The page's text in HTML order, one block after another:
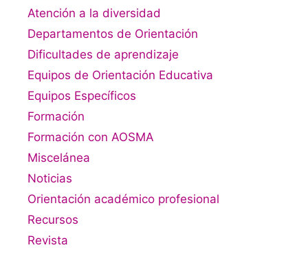
Atención a la diversidad
Departamentos de Orientación
Dificultades de aprendizaje
Equipos de Orientación Educativa
Equipos Específicos
Formación
Formación con AOSMA
Miscelánea
Noticias
Orientación académico profesional
Recursos
Revista